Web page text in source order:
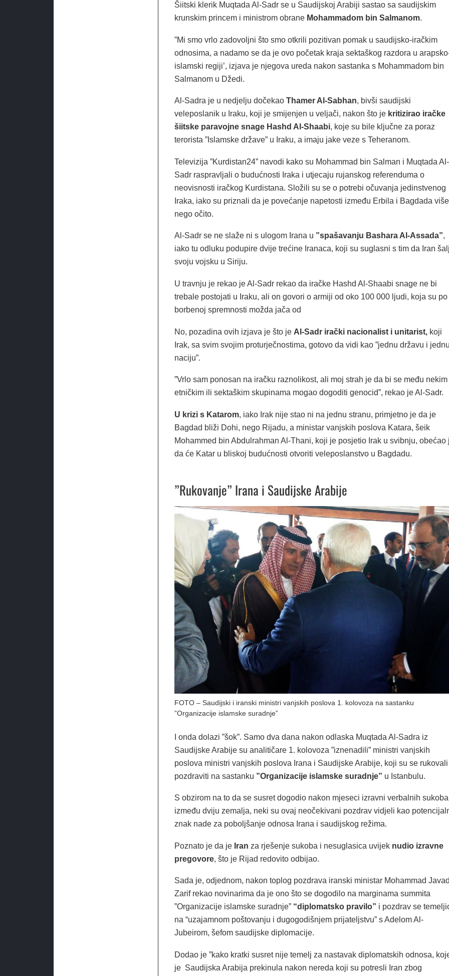
Šiitski klerik Muqtada Al-Sadr se u Saudijskoj Arabiji sastao sa saudijskim
krunskim princem i ministrom obraneMohammadom bin Salmanom.
”Mi smo vrlo zadovoljni što smo otkrili pozitivan pomak u saudijsko-iračkim
odnosima, a nadamo se da je ovo početak kraja sektaškog razdora u
islamski regiji’, izjava je njegova ureda nakon sastanka s Mohammadom bin
Salmanom u Džedi.
Al-Sadra je u nedjelju dočekaoThamer Al-Sabhan, bivši saudijski
veleposlanik u Iraku, koji je smijenjen u veljači, nakon što jekritizirao iračke
šiitske paravojne snage Hashd Al-Shaabi, koje su bile ključne za poraz
terorista ”Islamske države” u Iraku, a imaju jake veze s Teheranom.
Televizija ”Kurdistan24” navodi kako su Mohammad bin Salman i Muqtada Al-
Sadr raspravljali o budućnosti Iraka i utjecaju rujanskog referenduma o
neovisnosti iračkog Kurdistana. Složili su se o potrebi očuvanja jedinstvenog
Iraka, iako su priznali da je povećanje napetosti između Erbila i Bagdada više
nego očito.
Al-Sadr se ne slaže ni s ulogom Irana u ”spašavanju Bashara Al-Assada”,
iako tu odluku podupire dvije trećine Iranaca, koji su suglasni s tim da Iran
svoju vojsku u Siriju.
U travnju je rekao je Al-Sadr rekao da iračke Hashd Al-Shaabi snage ne bi
trebale postojati u Iraku, ali on govori o armiji od oko 100 000 ljudi, koja su po
borbenoj spremnosti možda jača od
No, pozadina ovih izjava je što je Al-Sadr irački nacionalist i unitarist,koji
Irak, sa svim svojim proturječnostima, gotovo da vidi kao ”jednu državu i
naciju”.
”Vrlo sam ponosan na iračku raznolikost, ali moj strah je da bi se među nekim
etničkim ili sektaškim skupinama mogao dogoditi genocid”, rekao je Al-Sadr.
U krizi s Katarom, iako Irak nije stao ni na jednu stranu, primjetno je da je
Bagdad bliži Dohi, nego Rijadu, a ministar vanjskih poslova Katara, šeik
Mohammed bin Abdulrahman Al-Thani, koji je posjetio Irak u svibnju, obećao
da će Katar u bliskoj budućnosti otvoriti veleposlanstvo u Bagdadu.
”Rukovanje” Irana i Saudijske Arabije
FOTO – Saudijski i iranski ministri vanjskih poslova 1. kolovoza na sastanku
”Organizacije islamske suradnje”
I onda dolazi ”šok”. Samo dva dana nakon odlaska Muqtada Al-Sadra iz
Saudijske Arabije su analitičare 1. kolovoza ”iznenadili” ministri vanjskih
poslova ministri vanjskih poslova Irana i Saudijske Arabije, koji su se
pozdraviti na sastanku ”Organizacije islamske suradnje” u Istanbulu.
S obzirom na to da se susret dogodio nakon mjeseci izravni verbalnih sukoba
između dviju zemalja, neki su ovaj neočekivani pozdrav vidjeli kao
znak nade za poboljšanje odnosa Irana i saudijskog režima.
Poznato je da jeIran za rješenje sukoba i nesuglasica uvijeknudio izravne
pregovore, što je Rijad redovito odbijao.
Sada je, odjednom, nakon toplog pozdrava iranski ministar Mohammad
Zarif rekao novinarima da je ono što se dogodilo na marginama summita
”Organizacije islamske suradnje”“diplomatsko pravilo” i pozdrav se
na “uzajamnom poštovanju i dugogodišnjem prijateljstvu” s Adelom Al-
Jubeirom, šefom saudijske diplomacije.
Dodao je ”kako kratki susret nije temelj za nastavak diplomatskih odnosa,
je Saudijska Arabija prekinula nakon nereda koji su potresli Iran zbog